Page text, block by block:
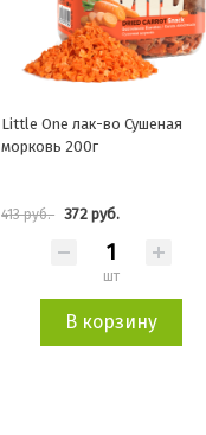
Little One Ветви смородины
пакет 50г
246 руб. 222 руб.
шт
В корзину